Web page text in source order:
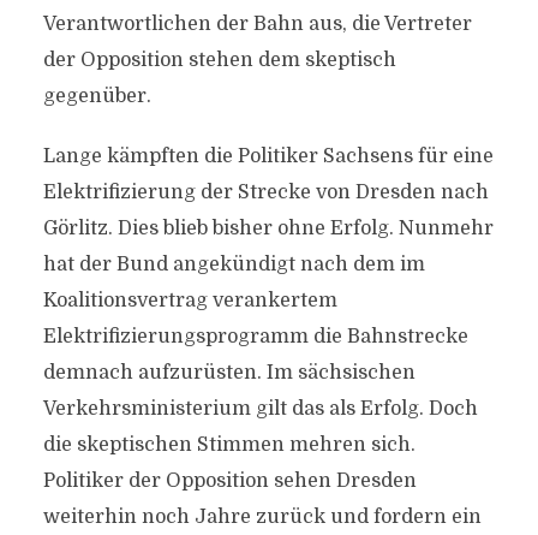
Verantwortlichen der Bahn aus, die Vertreter
der Opposition stehen dem skeptisch
gegenüber.
Lange kämpften die Politiker Sachsens für eine
Elektrifizierung der Strecke von Dresden nach
Görlitz. Dies blieb bisher ohne Erfolg. Nunmehr
hat der Bund angekündigt nach dem im
Koalitionsvertrag verankertem
Elektrifizierungsprogramm die Bahnstrecke
demnach aufzurüsten. Im sächsischen
Verkehrsministerium gilt das als Erfolg. Doch
die skeptischen Stimmen mehren sich.
Politiker der Opposition sehen Dresden
weiterhin noch Jahre zurück und fordern ein